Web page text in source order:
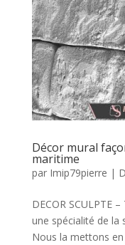
Décor mural
maritime
par Imip79pierre |
DECOR SCULPTE
une spécialité de la
Nous la mettons